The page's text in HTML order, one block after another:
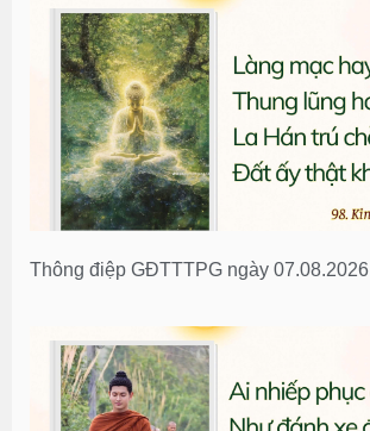
Thông điệp GĐTTTPG ngày 07.08.2026